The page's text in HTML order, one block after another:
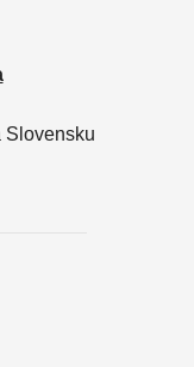
Slovensku